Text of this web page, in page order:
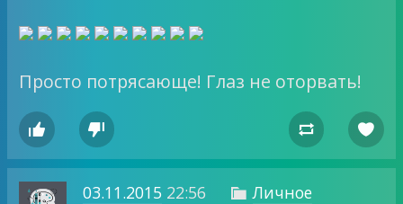
Просто потрясающе! Глаз не оторвать!
   
03.11.2015 22:56  Личное